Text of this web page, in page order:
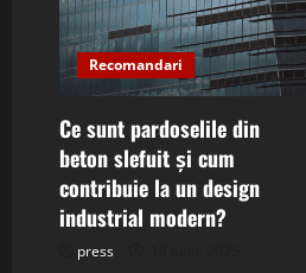
Recomandari
Ce sunt pardoselile din
beton slefuit și cum
contribuie la un design
industrial modern?
press